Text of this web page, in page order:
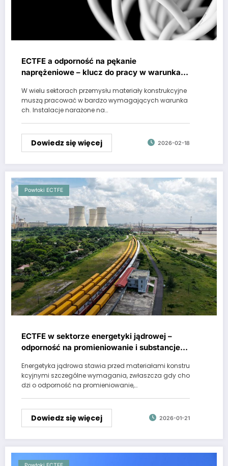
ECTFE a odporność na pękanie
naprężeniowe – klucz do pracy w warunkach
W wielu sektorach przemysłu materiały konstrukcyjne
muszą pracować w bardzo wymagających warunka
ch. Instalacje narażone na…
Dowiedz się więcej 2026-02-18
Powłoki ECTFE
ECTFE w sektorze energetyki jądrowej –
odporność na promieniowanie i substancje
Energetyka jądrowa stawia przed materiałami konstru
kcyjnymi szczególne wymagania, zwłaszcza gdy cho
dzi o odporność na promieniowanie,…
Dowiedz się więcej 2026-01-21